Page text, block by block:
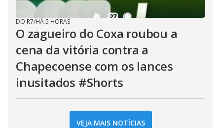
DO R7/HÁ 5 HORAS
O zagueiro do Coxa roubou a
cena da vitória contra a
Chapecoense com os lances
inusitados #Shorts
VEJA MAIS NOTÍCIAS